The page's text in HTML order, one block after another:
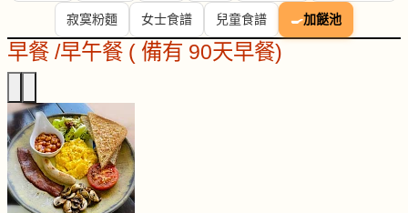
寂寞粉麵 女士食譜 兒童食譜 🍳加餸池
早餐 /早午餐 ( 備有 90天早餐)